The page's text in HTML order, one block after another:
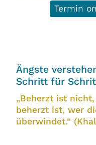
Termin
Ängste
Schritt für
„Beherzt ist
beherzt ist, wer
überwindet.“